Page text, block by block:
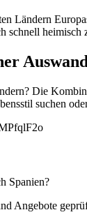
Ländern
schnell heimisch
Die
suchen
Spanien?
Angebote